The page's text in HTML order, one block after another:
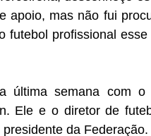
apoio, mas não fui
futebol profissional
última semana com o
Ele e o diretor de
da Federação.